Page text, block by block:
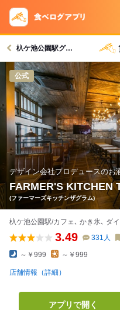
杁ケ池公園駅グルメへ
公式
デザイン会社プロデュースのお
FARMER'S KITCHEN
(ファーマーズキッチンザグラム)
杁ケ池公園駅/カフェ､ かき氷､ ダ
3.49 331 人
～￥999 ～￥999
店舗情報（詳細）
アプリで開く